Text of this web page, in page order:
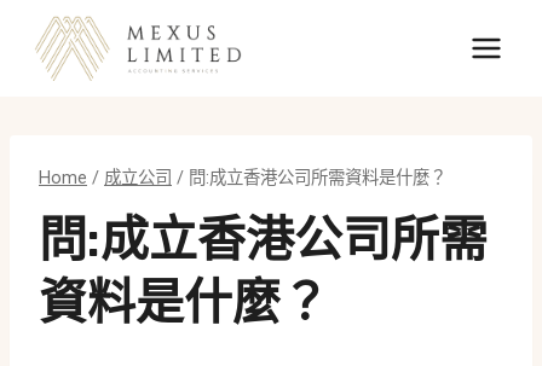
content
Home / 成立公司 / 問:成立香港公司所需資料是什麼？
問:成立香港公司所需
資料是什麼？